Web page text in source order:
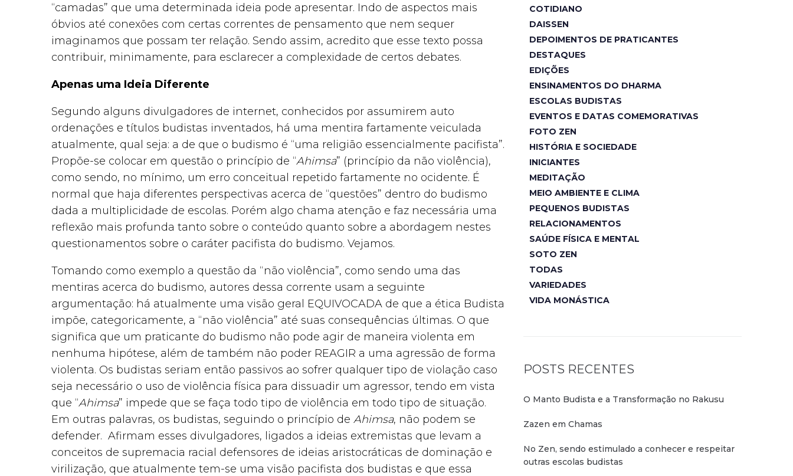
“camadas” que uma determinada ideia pode apresentar. Indo de aspectos mais
óbvios até conexões com certas correntes de pensamento que nem sequer
imaginamos que possam ter relação. Sendo assim, acredito que esse texto possa
contribuir, minimamente, para esclarecer a complexidade de certos debates.
Apenas uma Ideia Diferente
Segundo alguns divulgadores de internet, conhecidos por assumirem auto
ordenações e títulos budistas inventados, há uma mentira fartamente veiculada
atualmente, qual seja: a de que o budismo é “uma religião essencialmente pacifista”.
Propõe-se colocar em questão o princípio de “Ahimsa” (princípio da não violência),
como sendo, no mínimo, um erro conceitual repetido fartamente no ocidente. É
normal que haja diferentes perspectivas acerca de “questões” dentro do budismo
dada a multiplicidade de escolas. Porém algo chama atenção e faz necessária uma
reflexão mais profunda tanto sobre o conteúdo quanto sobre a abordagem nestes
questionamentos sobre o caráter pacifista do budismo. Vejamos.
Tomando como exemplo a questão da “não violência”, como sendo uma das
mentiras acerca do budismo, autores dessa corrente usam a seguinte
argumentação: há atualmente uma visão geral EQUIVOCADA de que a ética Budista
impõe, categoricamente, a “não violência” até suas consequências últimas. O que
significa que um praticante do budismo não pode agir de maneira violenta em
nenhuma hipótese, além de também não poder REAGIR a uma agressão de forma
violenta. Os budistas seriam então passivos ao sofrer qualquer tipo de violação caso
seja necessário o uso de violência física para dissuadir um agressor, tendo em vista
que “Ahimsa” impede que se faça todo tipo de violência em todo tipo de situação.
Em outras palavras, os budistas, seguindo o princípio de Ahimsa, não podem se
defender. Afirmam esses divulgadores, ligados a ideias extremistas que levam a
conceitos de supremacia racial defensores de ideias aristocráticas de dominação e
virilização, que atualmente tem-se uma visão pacifista dos budistas e que essa
COTIDIANO
DAISSEN
DEPOIMENTOS DE PRATICANTES
DESTAQUES
EDIÇÕES
ENSINAMENTOS DO DHARMA
ESCOLAS BUDISTAS
EVENTOS E DATAS COMEMORATIVAS
FOTO ZEN
HISTÓRIA E SOCIEDADE
INICIANTES
MEDITAÇÃO
MEIO AMBIENTE E CLIMA
PEQUENOS BUDISTAS
RELACIONAMENTOS
SAÚDE FÍSICA E MENTAL
SOTO ZEN
TODAS
VARIEDADES
VIDA MONÁSTICA
POSTS RECENTES
O Manto Budista e a Transformação no Rakusu
Zazen em Chamas
No Zen, sendo estimulado a conhecer e respeitar
outras escolas budistas